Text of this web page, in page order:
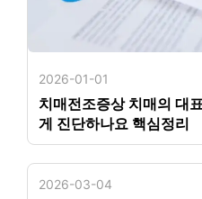
2026-01-01
치매전조증상 치매의 대
게 진단하나요 핵심정리
2026-03-04